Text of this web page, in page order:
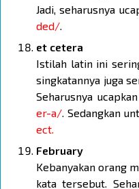
Jadi, seharusnya
ded/.
et cetera
Istilah latin ini
singkatannya juga
Seharusnya ucapkan
er-a/. Sedangkan
ect.
February
Kebanyakan orang
kata tersebut.